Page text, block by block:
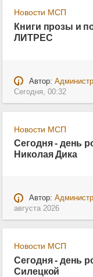
Новости МСП
Книги прозы и
ЛИТРЕС
Автор:
Сегодня, 00:32
Новости МСП
Сегодня - день
Николая Дика
Автор:
августа 2026
Новости МСП
Сегодня - день
Силецкой